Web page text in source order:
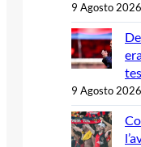
9 Agosto 2026
9 Agosto 2026